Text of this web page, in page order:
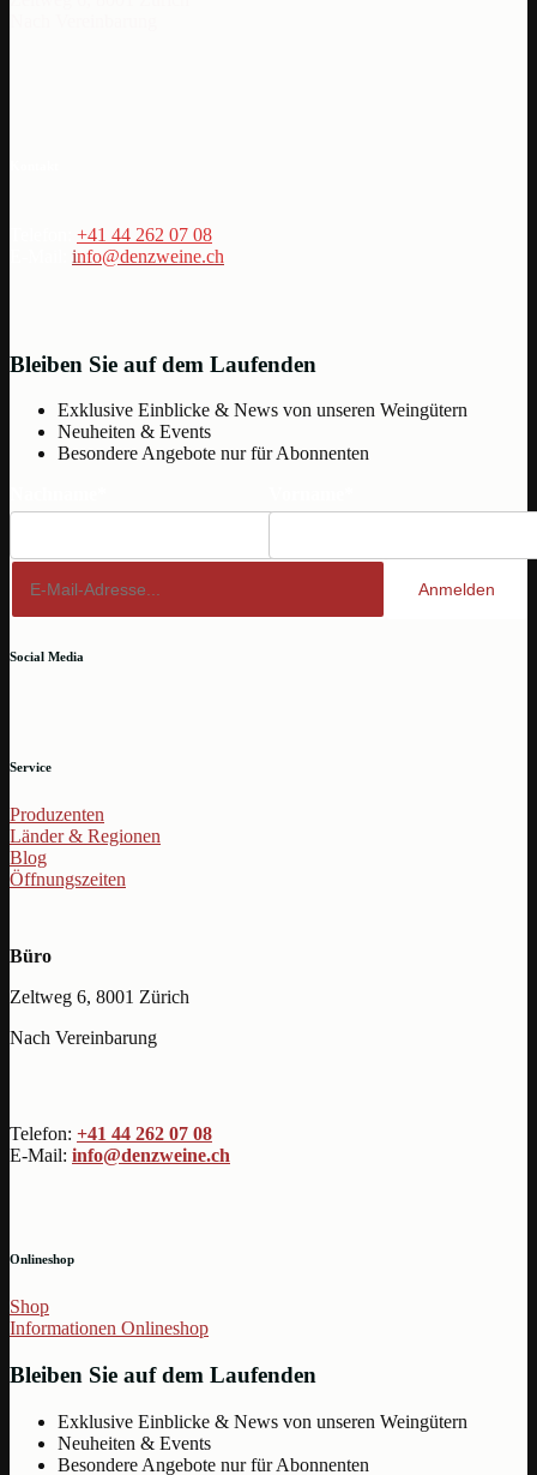
+41 44 262 07 08
info@denzweine.ch
Bleiben Sie auf dem Laufenden
Exklusive Einblicke & News von unseren Weingütern
Neuheiten & Events
Besondere Angebote nur für Abonnenten
Anmelden
Social Media
Service
Produzenten
Länder & Regionen
Blog
Öffnungszeiten
Büro
Zeltweg 6, 8001 Zürich
Nach Vereinbarung
Telefon: +41 44 262 07 08
E-Mail: info@denzweine.ch
Onlineshop
Shop
Informationen Onlineshop
Bleiben Sie auf dem Laufenden
Exklusive Einblicke & News von unseren Weingütern
Neuheiten & Events
Besondere Angebote nur für Abonnenten